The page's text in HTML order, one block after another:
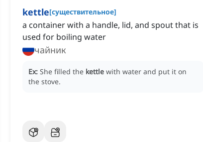
kettle[существительное]
a container with a handle, lid, and spout that is
used for boiling water
чайник
Ex: She filled the kettle with water and put it on
the stove.